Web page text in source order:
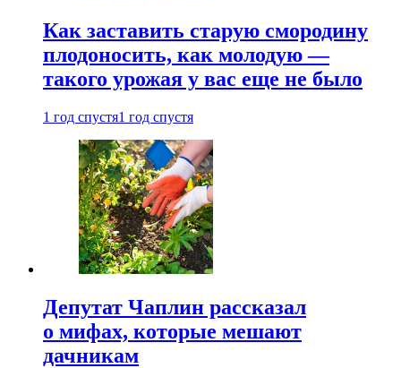
Как заставить старую смородину
плодоносить, как молодую —
такого урожая у вас еще не было
1 год спустя1 год спустя
Депутат Чаплин рассказал
о мифах, которые мешают
дачникам